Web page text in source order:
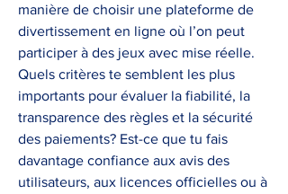
manière de choisir une plateforme de
divertissement en ligne où l’on peut
participer à des jeux avec mise réelle.
Quels critères te semblent les plus
importants pour évaluer la fiabilité, la
transparence des règles et la sécurité
des paiements? Est-ce que tu fais
davantage confiance aux avis des
utilisateurs, aux licences officielles ou à